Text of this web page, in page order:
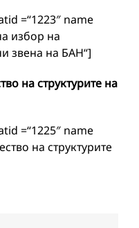
=“1223″ name
избор на
звена на БАН“]
на структурите на
=“1225″ name
на структурите